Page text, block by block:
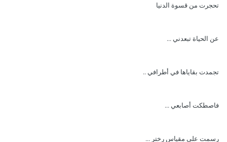
تحجرت من قسوة الدنيا
عن الحياة تبعدني ...
تجمدت بقاياها في أطرافي ..
فاصطكت أصابعي ...
رسمت على مقياس رختر ...